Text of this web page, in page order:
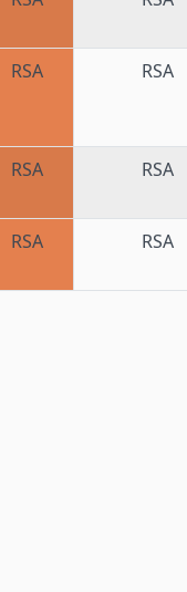
RSA RSA
RSA RSA
RSA RSA